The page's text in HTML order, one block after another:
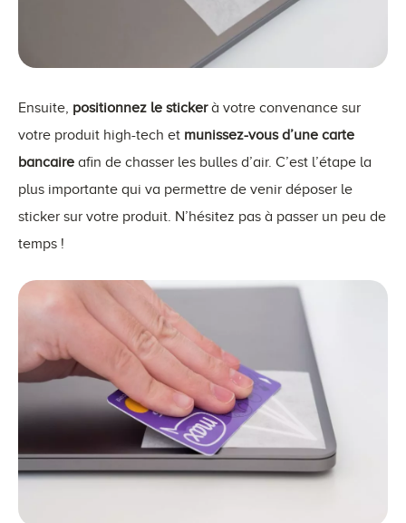
Ensuite, positionnez le stickerà votre convenance sur
votre produit high-tech et munissez-vous d’une carte
bancaire afin de chasser les bulles d’air. C’est l’étape la
plus importante qui va permettre de venir déposer le
sticker sur votre produit. N’hésitez pas à passer un peu de
temps !